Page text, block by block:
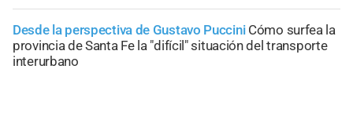
Desde la perspectiva de Gustavo Puccini Cómo surfea la
provincia de Santa Fe la "difícil" situación del transporte
interurbano